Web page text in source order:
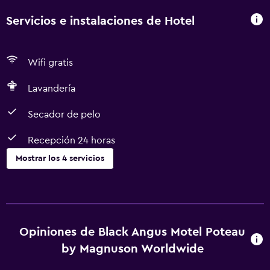
aceptan animales de servicio sin cargos ni restricciones
trabajadores esenciales: NO La propiedad se limpia con
personal La propiedad asegura que está implementando
hay más contacto se limpian con desinfectante La
seguridad para los huéspedes Administrador o anfitrión
profesional
Servicios e instalaciones de Hotel
Wifi gratis
Lavandería
Secador de pelo
Recepción 24 horas
Mostrar los 4 servicios
Secador de pelo
Lavandería
Opiniones de Black Angus Motel Poteau
by Magnuson Worldwide